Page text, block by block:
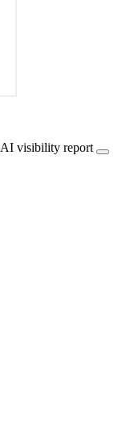
AI visibility report